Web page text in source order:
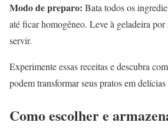
Modo de preparo: Bata todos os
até ficar homogêneo. Leve à geladeira por
servir.
Experimente essas receitas e descubra
podem transformar seus pratos em delícias
Como escolher e